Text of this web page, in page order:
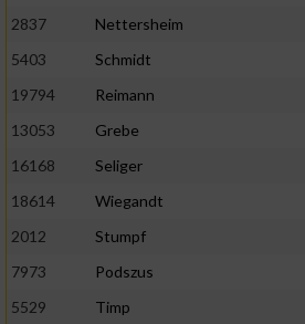
2837
Nettersheim
5403
Schmidt
19794
Reimann
13053
Grebe
16168
Seliger
18614
Wiegandt
2012
Stumpf
7973
Podszus
5529
Timp